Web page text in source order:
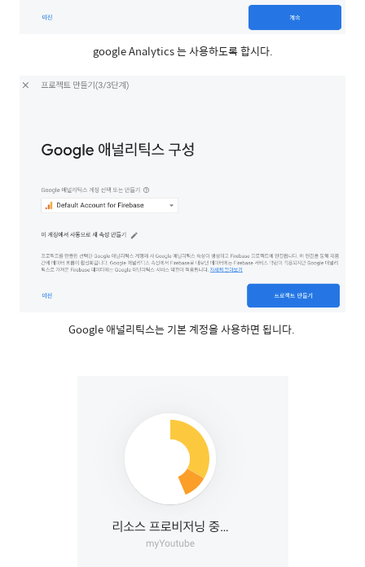
google Analytics 는 사용하도록 합시다.
Google 애널리틱스는 기본 계정을 사용하면 됩니다.